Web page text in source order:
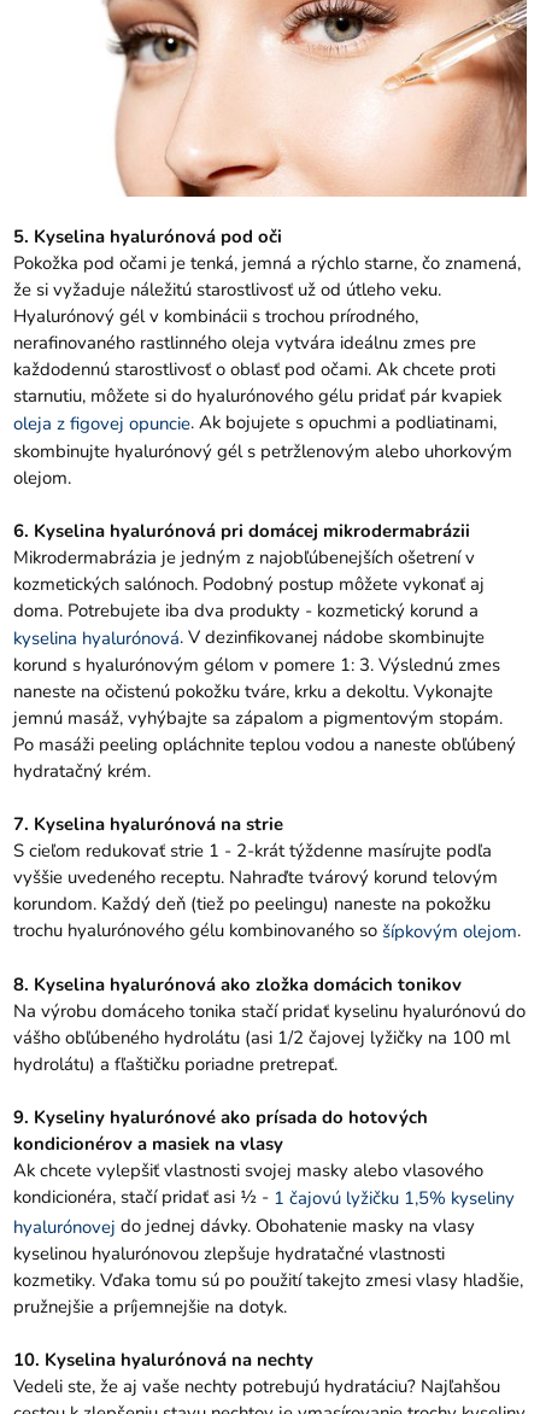
5. Kyselina hyalurónová pod oči
Pokožka pod očami je tenká, jemná a rýchlo starne, čo znamená,
že si vyžaduje náležitú starostlivosť už od útleho veku.
Hyalurónový gél v kombinácii s trochou prírodného, ​​
nerafinovaného rastlinného oleja vytvára ideálnu zmes pre
každodennú starostlivosť o oblasť pod očami. Ak chcete proti
starnutiu, môžete si do hyalurónového gélu pridať pár kvapiek
oleja z figovej opuncie. Ak bojujete s opuchmi a podliatinami,
skombinujte hyalurónový gél s petržlenovým alebo uhorkovým
olejom.
6. Kyselina hyalurónová pri domácej mikrodermabrázii
Mikrodermabrázia je jedným z najobľúbenejších ošetrení v
kozmetických salónoch. Podobný postup môžete vykonať aj
doma. Potrebujete iba dva produkty - kozmetický korund a
kyselina hyalurónová. V dezinfikovanej nádobe skombinujte
korund s hyalurónovým gélom v pomere 1: 3. Výslednú zmes
naneste na očistenú pokožku tváre, krku a dekoltu. Vykonajte
jemnú masáž, vyhýbajte sa zápalom a pigmentovým stopám.
Po masáži peeling opláchnite teplou vodou a naneste obľúbený
hydratačný krém.
7. Kyselina hyalurónová na strie
S cieľom redukovať strie 1 - 2-krát týždenne masírujte podľa
vyššie uvedeného receptu. Nahraďte tvárový korund telovým
korundom. Každý deň (tiež po peelingu) naneste na pokožku
trochu hyalurónového gélu kombinovaného so šípkovým olejom.
8. Kyselina hyalurónová ako zložka domácich tonikov
Na výrobu domáceho tonika stačí pridať kyselinu hyalurónovú do
vášho obľúbeného hydrolátu (asi 1/2 čajovej lyžičky na 100 ml
hydrolátu) a fľaštičku poriadne pretrepať.
9. Kyseliny hyalurónové ako prísada do hotových
kondicionérov a masiek na vlasy
Ak chcete vylepšiť vlastnosti svojej masky alebo vlasového
kondicionéra, stačí pridať asi ½ - 1 čajovú lyžičku 1,5% kyseliny
hyalurónovej do jednej dávky. Obohatenie masky na vlasy
kyselinou hyalurónovou zlepšuje hydratačné vlastnosti
kozmetiky. Vďaka tomu sú po použití takejto zmesi vlasy hladšie,
pružnejšie a príjemnejšie na dotyk.
10. Kyselina hyalurónová na nechty
Vedeli ste, že aj vaše nechty potrebujú hydratáciu? Najľahšou